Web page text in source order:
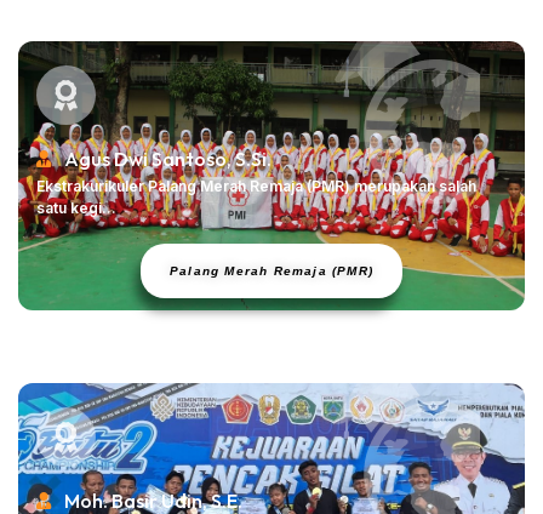
Agus Dwi Santoso, S.Si.
Ekstrakurikuler Palang Merah Remaja (PMR) merupakan salah
satu kegi...
Palang Merah Remaja (PMR)
Moh. Basir Udin, S.E.